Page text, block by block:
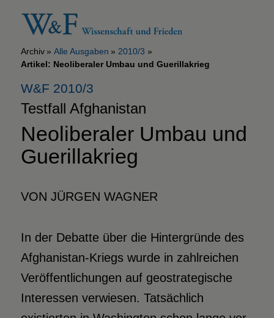
Archiv Alle Ausgaben
2010/3
Artikel: Neoliberaler Umbau und Guerillakrieg
W&F 2010/3
Testfall Afghanistan
Neoliberaler Umbau und
Guerillakrieg
VON JÜRGEN WAGNER
In der Debatte über die Hintergründe des
Afghanistan-Kriegs wurde in zahlreichen
Veröffentlichungen auf geostrategische
Interessen verwiesen. Tatsächlich